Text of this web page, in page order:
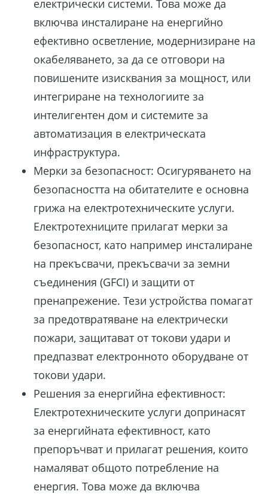
електрически системи. Това може да
включва инсталиране на енергийно
ефективно осветление, модернизиране на
окабеляването, за да се отговори на
повишените изисквания за мощност, или
интегриране на технологиите за
интелигентен дом и системите за
автоматизация в електрическата
инфраструктура.
Мерки за безопасност: Осигуряването на
безопасността на обитателите е основна
грижа на електротехническите услуги.
Електротехниците прилагат мерки за
безопасност, като например инсталиране
на прекъсвачи, прекъсвачи за земни
съединения (GFCI) и защити от
пренапрежение. Тези устройства помагат
за предотвратяване на електрически
пожари, защитават от токови удари и
предпазват електронното оборудване от
токови удари.
Решения за енергийна ефективност:
Електротехническите услуги допринасят
за енергийната ефективност, като
препоръчват и прилагат решения, които
намаляват общото потребление на
енергия. Това може да включва